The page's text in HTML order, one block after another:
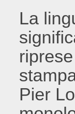
La
Pier